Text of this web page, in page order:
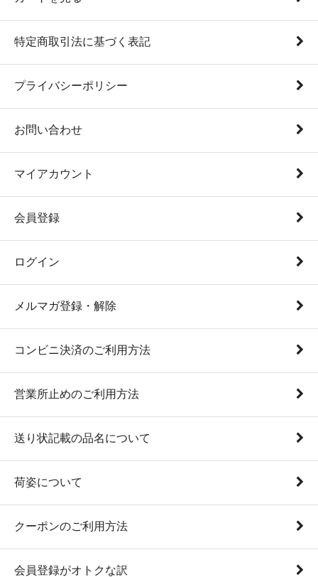
特定商取引法に基づく表記
プライバシーポリシー
お問い合わせ
マイアカウント
会員登録
ログイン
メルマガ登録・解除
コンビニ決済のご利用方法
営業所止めのご利用方法
送り状記載の品名について
荷姿について
クーポンのご利用方法
会員登録がオトクな訳